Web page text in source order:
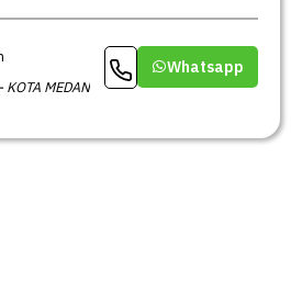
KOTA MEDAN
Whatsapp